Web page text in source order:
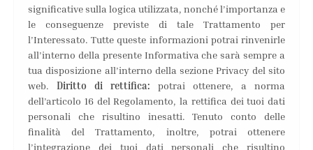
significative sulla logica utilizzata, nonché l’importanza e
le conseguenze previste di tale Trattamento per
l’Interessato. Tutte queste informazioni potrai rinvenirle
all’interno della presente Informativa che sarà sempre a
tua disposizione all’interno della sezione Privacy del sito
web. Diritto di rettifica: potrai ottenere, a norma
dell’articolo 16 del Regolamento, la rettifica dei tuoi dati
personali che risultino inesatti. Tenuto conto delle
finalità del Trattamento, inoltre, potrai ottenere
l’integrazione dei tuoi dati personali che risultino